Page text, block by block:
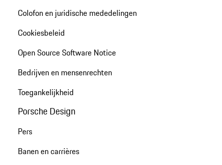
Colofon en juridische mededelingen
Cookiesbeleid
Open Source Software Notice
Bedrijven en mensenrechten
Toegankelijkheid
Porsche Design
Pers
Banen en carrières